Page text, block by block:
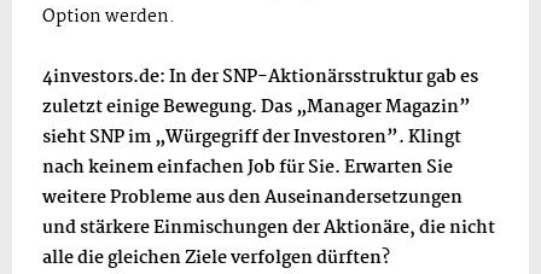
Option werden.
4investors.de: In der SNP-Aktionärsstruktur gab es
zuletzt einige Bewegung. Das „Manager Magazin”
sieht SNP im „Würgegriff der Investoren”. Klingt
nach keinem einfachen Job für Sie. Erwarten Sie
weitere Probleme aus den Auseinandersetzungen
und stärkere Einmischungen der Aktionäre, die nicht
alle die gleichen Ziele verfolgen dürften?